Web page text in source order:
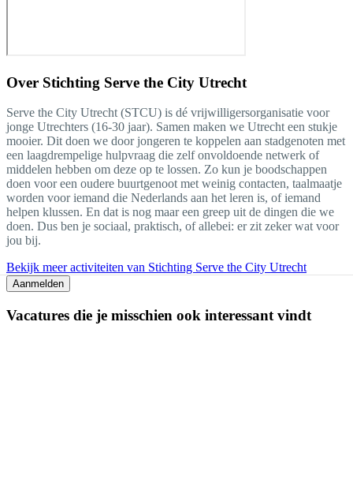
Over Stichting Serve the City Utrecht
Serve the City Utrecht (STCU) is dé vrijwilligersorganisatie voor
jonge Utrechters (16-30 jaar). Samen maken we Utrecht een stukje
mooier. Dit doen we door jongeren te koppelen aan stadgenoten met
een laagdrempelige hulpvraag die zelf onvoldoende netwerk of
middelen hebben om deze op te lossen. Zo kun je boodschappen
doen voor een oudere buurtgenoot met weinig contacten, taalmaatje
worden voor iemand die Nederlands aan het leren is, of iemand
helpen klussen. En dat is nog maar een greep uit de dingen die we
doen. Dus ben je sociaal, praktisch, of allebei: er zit zeker wat voor
jou bij.
Bekijk meer activiteiten van Stichting Serve the City Utrecht
Aanmelden
Vacatures die je misschien ook interessant vindt